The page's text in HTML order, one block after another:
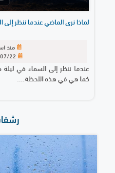
لماذا نرى الماضي عندما ننظر إلى
منذ
عندما ننظر إلى السماء في ليلة
كما هي في هذه اللحظة....